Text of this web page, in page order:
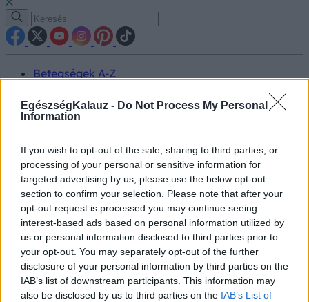
EgészségKalauz - Do Not Process My Personal
Information
If you wish to opt-out of the sale, sharing to third parties, or
processing of your personal or sensitive information for
targeted advertising by us, please use the below opt-out
section to confirm your selection. Please note that after your
opt-out request is processed you may continue seeing
interest-based ads based on personal information utilized by
us or personal information disclosed to third parties prior to
your opt-out. You may separately opt-out of the further
disclosure of your personal information by third parties on the
IAB’s list of downstream participants. This information may
also be disclosed by us to third parties on the IAB’s List of
Betegségek A-Z
Vizsgálat
Kezelés
Prevenció
Hírek
Videók
Kisállatok egészsége
#allergia #influenza#cukorbetegség
#orvosmeteorológia#vérnyomás#stroke#rákbetegség
#pajzsmirigy #reflux #ekcéma #herpesz
Regisztráció